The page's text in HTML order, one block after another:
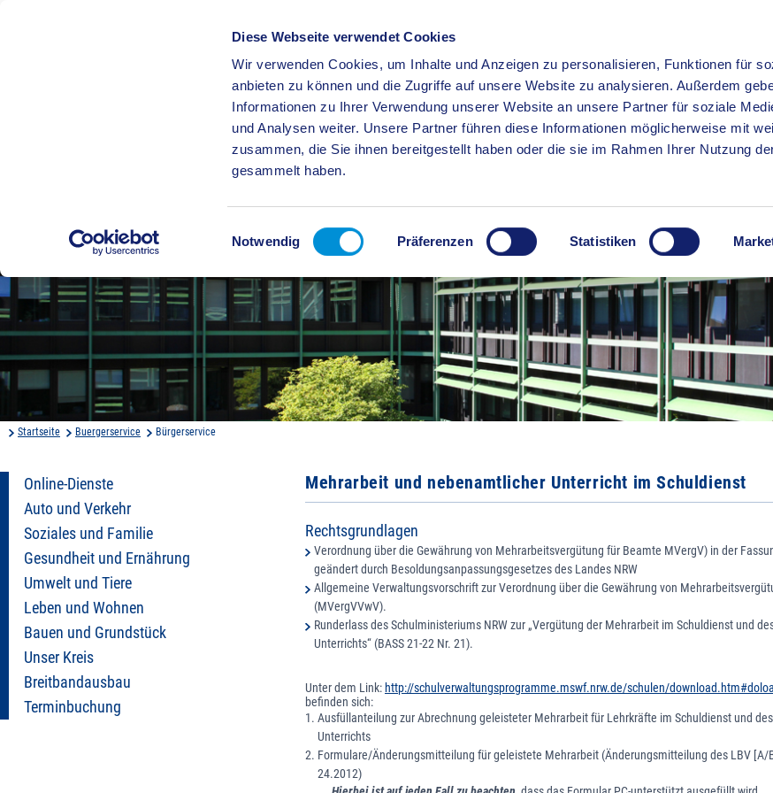
Diese Webseite verwendet Cookies
Wir verwenden Cookies, um Inhalte und Anzeigen zu personalisieren, Funktionen für
anbieten zu können und die Zugriffe auf unsere Website zu analysieren. Außerdem
Informationen zu Ihrer Verwendung unserer Website an unsere Partner für soziale
und Analysen weiter. Unsere Partner führen diese Informationen möglicherweise mit
zusammen, die Sie ihnen bereitgestellt haben oder die sie im Rahmen Ihrer Nutzung
gesammelt haben.
Einwilligungsauswahl
Notwendig Präferenzen Statistiken
BÜRGERSERVICE KREISHAUS WIRTSCHAFT
Startseite Buergerservice Bürgerservice
Online-Dienste
Auto und Verkehr
Soziales und Familie
Gesundheit und Ernährung
Umwelt und Tiere
Leben und Wohnen
Bauen und Grundstück
Unser Kreis
Breitbandausbau
Terminbuchung
Mehrarbeit und nebenamtlicher Unterricht im Schuldienst
Rechtsgrundlagen
Verordnung über die Gewährung von Mehrarbeitsvergütung für Beamte MVergV) in der
geändert durch Besoldungsanpassungsgesetzes des Landes NRW
Allgemeine Verwaltungsvorschrift zur Verordnung über die Gewährung von
(MVergVVwV).
Runderlass des Schulministeriums NRW zur „Vergütung der Mehrarbeit im Schuldienst und
Unterrichts“ (BASS 21-22 Nr. 21).
Unter dem Link: http://schulverwaltungsprogramme.mswf.nrw.de/schulen/
befinden sich:
Ausfüllanteilung zur Abrechnung geleisteter Mehrarbeit für Lehrkräfte im Schuldienst und
Unterrichts
Formulare/Änderungsmitteilung für geleistete Mehrarbeit (Änderungsmitteilung des LBV [A/
24.2012)